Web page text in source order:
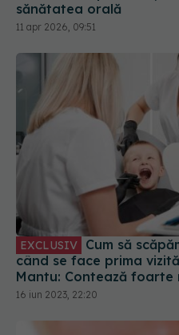
sănătatea orală
11 apr 2026, 09:51
EXCLUSIV
când se face prima
Mantu: Contează
cariile sau orice altă
16 iun 2023, 22:20